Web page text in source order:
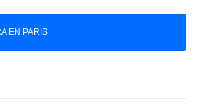
EN PARIS